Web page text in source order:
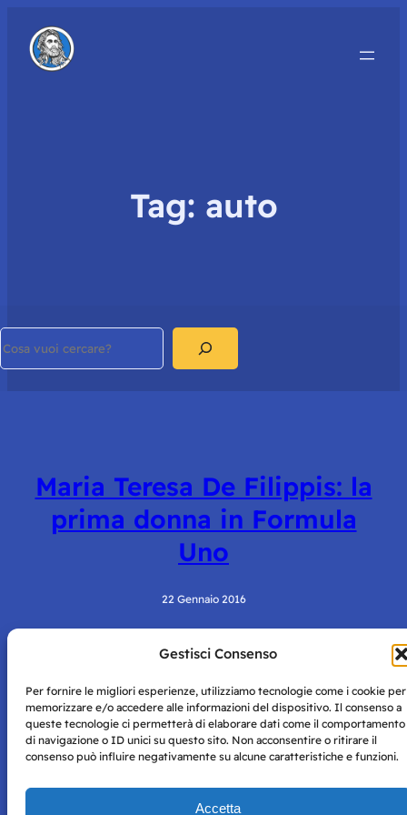
Gestisci Consenso
Per fornire le migliori esperienze, utilizziamo tecnologie come i cookie per
memorizzare e/o accedere alle informazioni del dispositivo. Il consenso a
queste tecnologie ci permetterà di elaborare dati come il comportamento
di navigazione o ID unici su questo sito. Non acconsentire o ritirare il
consenso può influire negativamente su alcune caratteristiche e funzioni.
Accetta
Tag: auto
Maria Teresa De Filippis: la
prima donna in Formula
Uno
22 Gennaio 2016
Napoli con autorizzazione numero 38 del 25/9/2019.
Tutte le immagini e i contenuti su questo sito sono forniti